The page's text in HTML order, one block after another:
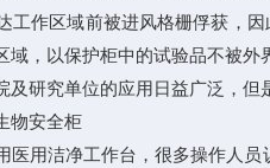
工作区域前被进风格栅俘获，
域，以保护柜中的试验品不被外
究单位的应用日益广泛，但
安全柜
洁净工作台，很多操作人员